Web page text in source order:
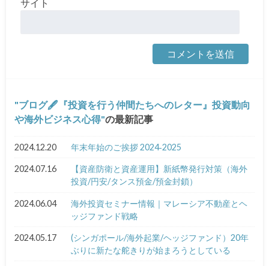
サイト
ブログ🖋『投資を行う仲間たちへのレター』投資動向
や海外ビジネス心得 の最新記事
2024.12.20 年末年始のご挨拶 2024‐2025
2024.07.16
【資産防衛と資産運用】新紙幣発行対策（海外
投資/円安/タンス預金/預金封鎖）
2024.06.04
海外投資セミナー情報｜マレーシア不動産とヘ
ッジファンド戦略
2024.05.17
(シンガポール/海外起業/ヘッジファンド）20年
ぶりに新たな舵きりが始まろうとしている